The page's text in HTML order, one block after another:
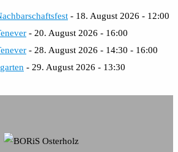
- 18. August 2026 - 12:00
- 20. August 2026 - 16:00
- 28. August 2026 - 14:30 - 16:00
- 29. August 2026 - 13:30